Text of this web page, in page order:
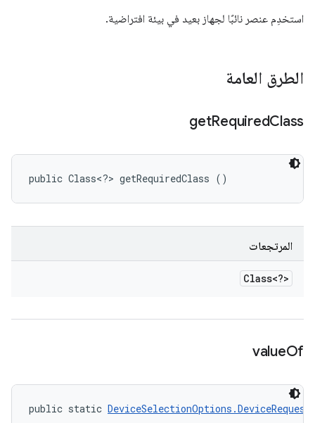
استخدِم عنصر نائبًا لجهاز بعيد في بيئة افتراضية.
الطرق العامة
getRequiredClass
public Class<?> getRequiredClass ()
المرتجعات
Class<?>
valueOf
public static